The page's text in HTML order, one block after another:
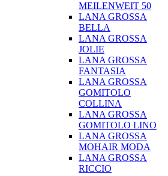
MEILENWEIT 50
LANA GROSSA
BELLA
LANA GROSSA
JOLIE
LANA GROSSA
FANTASIA
LANA GROSSA
GOMITOLO
COLLINA
LANA GROSSA
GOMITOLO LINO
LANA GROSSA
MOHAIR MODA
LANA GROSSA
RICCIO